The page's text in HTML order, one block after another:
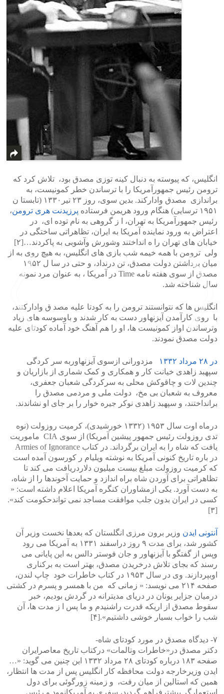
انگلیس، که پیوسته به دنبال کینه توزی مصدق بود، تلاش کرد که
ترومن رئیس جمهورآمریکا را با ترساندن خطر کمونیست، به
براندازی مصدق وادارکند. بدین سوی، روز ۲۳ تیر۱۳۳۰ (تابستا ن
۱۹۵۱ ترسایی) هنگام ورود هریمن فرستاده
پرزیدنت هری ترومن،
رئیس جمهورآمریکا به تهران، ا ز گروهی به نام توده ای، در
اعتراض به ورود نماینده آمریکا به ایران، تظاهراتی ساختگی در
خیابان های تهران را ه انداختند وشورش وآشوبی به پاکردند…[۲]
ولی ترومن با همه خیمه شب بازی های انگلیس، به هیچ روی به از
میان برداشتن دولت مصدق، تن درنداد، و حتی در سا ل ۱۹۵۲
مصدق از سوی هفته نامه Time در آمریکا ، به عنوان مرد نمونه
سال شناخته شد.
انگلیس ها که نتوانستند ترومن را به کودتا علیه مصد ق وادارکنند،
با روی کارآمدن آیزنهاور دست به کار شدند و باوسوسه های زیاد
وترساندن اواز کمونیست ها، او را هم آهنگ خود آماده کودتای علیه
دولت مصدق نمودند.
در ۲۸ مرداد ۱۳۳۲
مزدورانی ازسوی آیزنهاوربه سر کردگی
سپهبد زاهدی خیانت کار و همکاری و کمک شماری از بازاریان و
چندین لات و چاقوکش محلی به سرکردگی شعبان جعفری،
معروف به شعبان بی مخ، دولت ملی و مردمی مصدق را
برانداختند، و سپهبد زاهدی نوکر جیره خوار را بر جای او نشاندند.
درماه اوت سال ۱۹۵۳ (۱۳۳۲ خورشیدی)، کرمیت روزولت (نوه
تدی روزولت رئیس جمهور پیشین آمریکا) از سوی CIA ماموریت
یافت که شاه را به ایران برگرداند. در کتاب Armies of Ignorance
در باره تاریخ کنونی آمریکا به نوشته ویلیام ر کورسون آمده است
که کرمیت روزولت مبلغ بیست میلیون دلاردریافت می کند تا
تظاهراتی برای آوردن شاه براه اندازد و حمایت آخوندها را از شاه،
به دست آورد. یکی ازمشاوران کنگره آمریکا اعلام داشته است: «
کسی در ایران بدون جلب موافقت مساجد نمی تواندحکومت کند».
[۳]
آنتونی ایدن وزیر برون مرزی انگلستان که بعدها نخست وزیر آن
کشور شد، برای مدت ۹ روز دراسفند ۱۳۳۱ به آمریکا می رود
وپس از گفتگو با آیزنهاور و جان فوستر دالس به این پایانی می
رسند که بجای تلاش درخریدن مصدق، بهتر است به برکناری
اوبپردازند. وی در سال ۱۹۵۳ در کتاب خاطرات خود چاپ لندن،
صفحه ۲۱۴ می نویسد: « زمانی که من با همسر و پسرم در کشتی
درمیان جزایر یونان در دریای مدیترانه در گردش بودیم، خبر
سقوط مصدق از اریکه قدرت راشنیدم و ما پس ا ز مدت ها، آن
شب را خواب بسیار خوشی داشتیم».[۴]
۷- دیدگاه مصدق در مورد کودتای شاه-
دکتر مصدق در«خاطرات وتالمات» درکتاب تاریخ معاصرایران
صفحه ۱۸۳ درباره کودتای ۲۸ مرداد ۱۳۳۲ این چنین می گوید: «…
ایدن وزیرخارجه دولت محافظه کار انگلیس پس از مدت ها انتظار،
همین که استالین از میان رفت، و زمینه زورگوئی برای دول
استعمارگر بیشترفراهم گردید، سفری به آمریکانمود و رئیس